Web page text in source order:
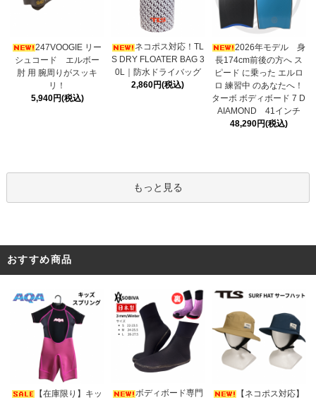
247VOOGIE リー
シュコード エルボー
肘 用 腕周りがスッキ
リ！
5,940円(税込)
ネコポス対応！TL
S DRY FLOATER BAG 3
0L｜防水ドライバッグ
2,860円(税込)
2026年モデル 身
長174cm前後の方へ ス
ピード に乗った エルロ
ロ 練習中 のあなたへ！
ターボ ボディボード 7 D
AIAMOND 41インチ
48,290円(税込)
もっと見る
おすすめ商品
【在庫限り】キッ
ボディボード専門
【ネコポス対応】